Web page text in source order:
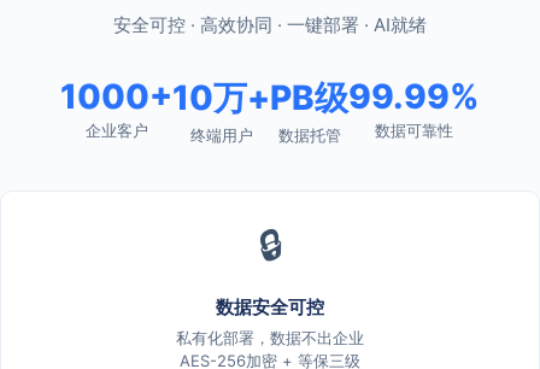
安全可控 · 高效协同 · 一键部署 · AI就绪
1000+
企业客户
10万+
终端用户
PB级
数据托管
99.99%
数据可靠性
🔒
数据安全可控
私有化部署，数据不出企业
AES-256加密 + 等保三级